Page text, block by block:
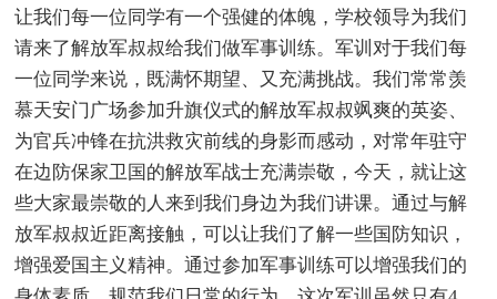
让我们每一位同学有一个强健的体魄，学校领导为我们
请来了解放军叔叔给我们做军事训练。军训对于我们每
一位同学来说，既满怀期望、又充满挑战。我们常常羡
慕天安门广场参加升旗仪式的解放军叔叔飒爽的英姿、
为官兵冲锋在抗洪救灾前线的身影而感动，对常年驻守
在边防保家卫国的解放军战士充满崇敬，今天，就让这
些大家最崇敬的人来到我们身边为我们讲课。通过与解
放军叔叔近距离接触，可以让我们了解一些国防知识，
增强爱国主义精神。通过参加军事训练可以增强我们的